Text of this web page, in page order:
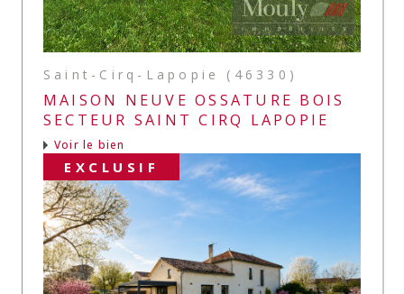
Saint-Cirq-Lapopie (46330)
MAISON NEUVE OSSATURE BOIS
SECTEUR SAINT CIRQ LAPOPIE
Voir le bien
EXCLUSIF